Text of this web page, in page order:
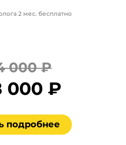
2 мес. бесплатно
000 ₽
000 ₽
подробнее